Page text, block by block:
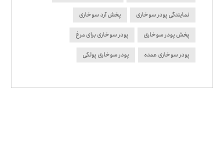
نمایندگی پودر سوخاری پخش آرد سوخاری
پخش پودر سوخاری پودر سوخاری برای مرغ
پودر سوخاری عمده پودر سوخاری پولکی